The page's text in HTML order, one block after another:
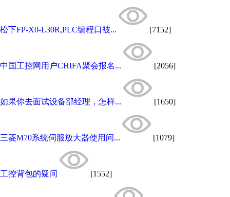
松下FP-X0-L30R,PLC编程口被... [7152]
中国工控网用户CHIFA聚会报名... [2056]
如果你去面试设备部经理，怎样... [1650]
三菱M70系统伺服放大器使用问... [1079]
工控背包的疑问 [1552]